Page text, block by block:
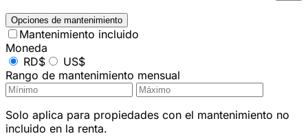
Opciones de mantenimiento
Mantenimiento incluido
Moneda
RD$
US$
Rango de mantenimiento mensual
Solo aplica para propiedades con el mantenimiento no
incluido en la renta.